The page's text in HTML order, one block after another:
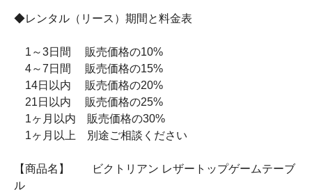
◆レンタル（リース）期間と料金表
1～3日間 販売価格の10%
4～7日間 販売価格の15%
14日以内 販売価格の20%
21日以内 販売価格の25%
1ヶ月以内 販売価格の30%
1ヶ月以上 別途ご相談ください
【商品名】 ビクトリアン レザートップゲームテーブ
ル